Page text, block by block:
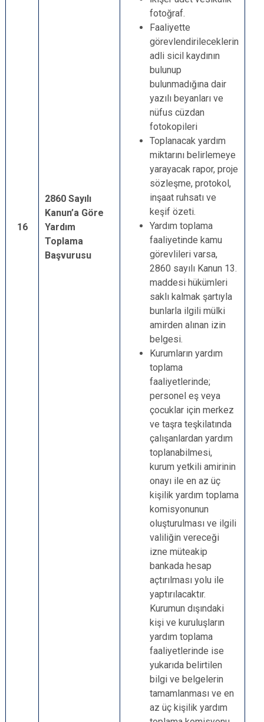
16
2860 Sayılı
Kanun’a Göre
Yardım
Toplama
Başvurusu
fotoğraf.
Faaliyette
görevlendirileceklerin
adli sicil kaydının
bulunup
bulunmadığına dair
yazılı beyanları ve
nüfus cüzdan
fotokopileri
Toplanacak yardım
miktarını belirlemeye
yarayacak rapor, proje
sözleşme, protokol,
inşaat ruhsatı ve
keşif özeti.
Yardım toplama
faaliyetinde kamu
görevlileri varsa,
2860 sayılı Kanun 13.
maddesi hükümleri
saklı kalmak şartıyla
bunlarla ilgili mülki
amirden alınan izin
belgesi.
Kurumların yardım
toplama
faaliyetlerinde;
personel eş veya
çocuklar için merkez
ve taşra teşkilatında
çalışanlardan yardım
toplanabilmesi,
kurum yetkili amirinin
onayı ile en az üç
kişilik yardım toplama
komisyonunun
oluşturulması ve ilgili
valiliğin vereceği
izne müteakip
bankada hesap
açtırılması yolu ile
yaptırılacaktır.
Kurumun dışındaki
kişi ve kuruluşların
yardım toplama
faaliyetlerinde ise
yukarıda belirtilen
bilgi ve belgelerin
tamamlanması ve en
az üç kişilik yardım